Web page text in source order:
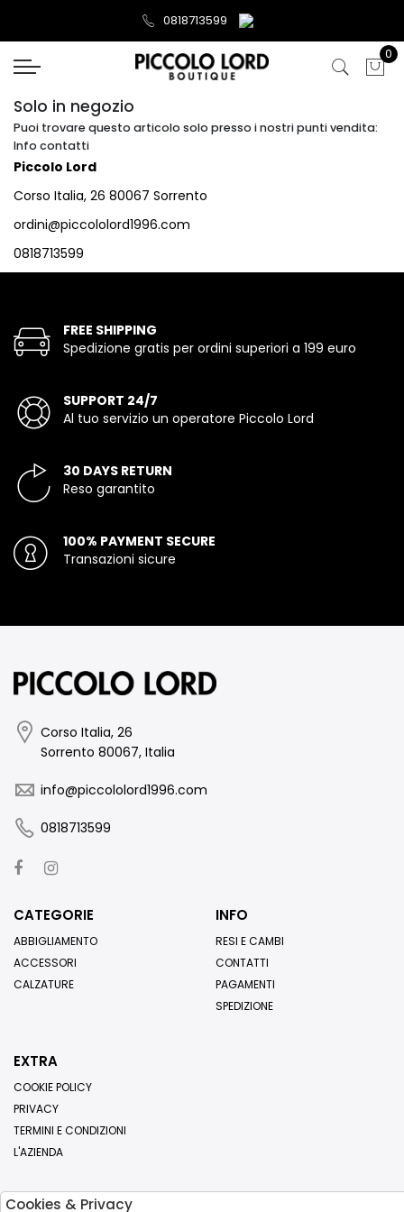
0818713599
0
Solo in negozio
Puoi trovare questo articolo solo presso i nostri punti vendita:
Info contatti
Piccolo Lord
Corso Italia, 26 80067 Sorrento
ordini@piccololord1996.com
0818713599
FREE SHIPPING
Spedizione gratis per ordini superiori a 199 euro
SUPPORT 24/7
Al tuo servizio un operatore Piccolo Lord
30 DAYS RETURN
Reso garantito
100% PAYMENT SECURE
Transazioni sicure
Corso Italia, 26
Sorrento 80067, Italia
info@piccololord1996.com
0818713599
CATEGORIE
ABBIGLIAMENTO
ACCESSORI
CALZATURE
INFO
RESI E CAMBI
CONTATTI
PAGAMENTI
SPEDIZIONE
EXTRA
COOKIE POLICY
PRIVACY
TERMINI E CONDIZIONI
L'AZIENDA
Cookies & Privacy